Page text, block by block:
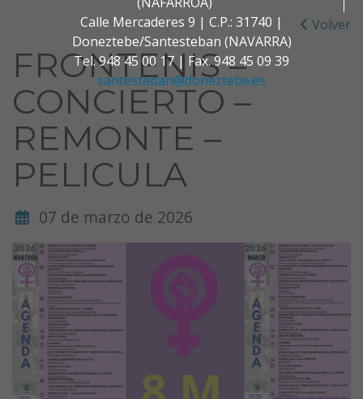
Calle Mercaderes 9 | C.P.: 31740 |
Doneztebe/Santesteban (NAVARRA)
Tel. 948 45 00 17 | Fax. 948 45 09 39
santesteban@doneztebe.es
Volver
FRONTENIS –
CONCIERTO –
REMONTE –
PELICULA
07 de marzo de 2026